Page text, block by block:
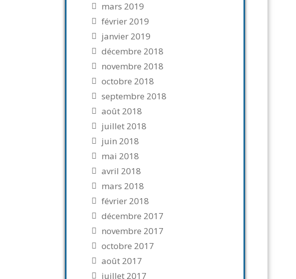
mars 2019
février 2019
janvier 2019
décembre 2018
novembre 2018
octobre 2018
septembre 2018
août 2018
juillet 2018
juin 2018
mai 2018
avril 2018
mars 2018
février 2018
décembre 2017
novembre 2017
octobre 2017
août 2017
juillet 2017